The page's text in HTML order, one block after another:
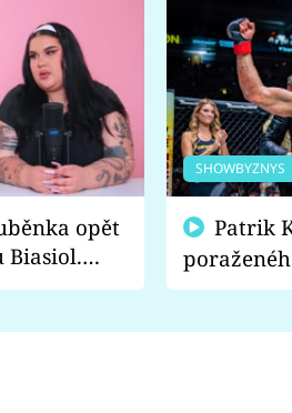
opět
Biasiol.
falešná a
SHOWBYZNYS
fanoušci